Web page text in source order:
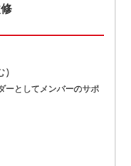
ーとしてメンバーのサポ